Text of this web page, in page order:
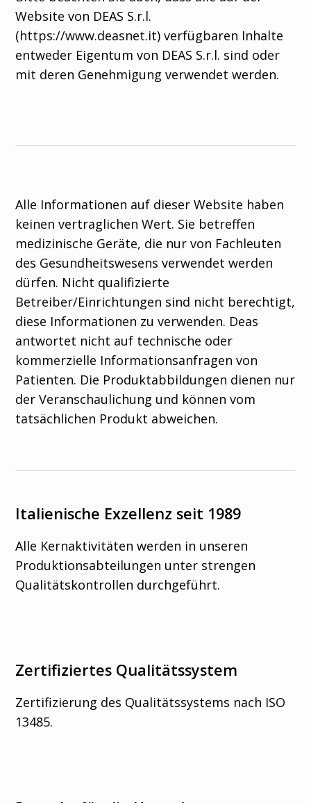
Website von DEAS S.r.l.
(https://www.deasnet.it) verfügbaren Inhalte
entweder Eigentum von DEAS S.r.l. sind oder
mit deren Genehmigung verwendet werden.
Alle Informationen auf dieser Website haben
keinen vertraglichen Wert. Sie betreffen
medizinische Geräte, die nur von Fachleuten
des Gesundheitswesens verwendet werden
dürfen. Nicht qualifizierte
Betreiber/Einrichtungen sind nicht berechtigt,
diese Informationen zu verwenden. Deas
antwortet nicht auf technische oder
kommerzielle Informationsanfragen von
Patienten. Die Produktabbildungen dienen nur
der Veranschaulichung und können vom
tatsächlichen Produkt abweichen.
Italienische Exzellenz seit 1989
Alle Kernaktivitäten werden in unseren
Produktionsabteilungen unter strengen
Qualitätskontrollen durchgeführt.
Zertifiziertes Qualitätssystem
Zertifizierung des Qualitätssystems nach ISO
13485.